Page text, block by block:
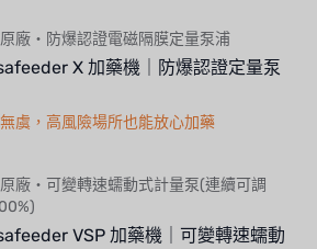
廠・防爆認證電磁隔膜定量泵浦
X 加藥機｜防爆認證定量泵
虞，高風險場所也能放心加藥
廠・可變轉速蠕動式計量泵(連續可調
VSP 加藥機｜可變轉速蠕動